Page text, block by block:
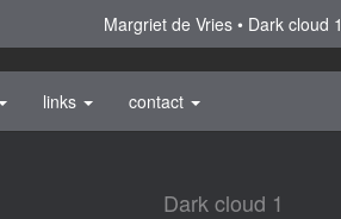
Margriet de Vries Dark cloud 1
links contact
Dark cloud 1